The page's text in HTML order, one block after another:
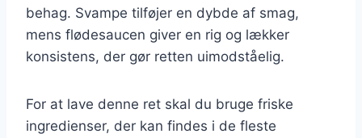
behag. Svampe tilføjer en dybde af smag,
mens flødesaucen giver en rig og lækker
konsistens, der gør retten uimodståelig.
For at lave denne ret skal du bruge friske
ingredienser, der kan findes i de fleste